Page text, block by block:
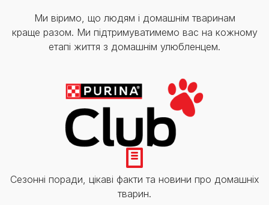
Ми віримо, що людям і домашнім тваринам
краще разом. Ми підтримуватимемо вас на кожному
етапі життя з домашнім улюбленцем.
Сезонні поради, цікаві факти та новини про домашніх
тварин.